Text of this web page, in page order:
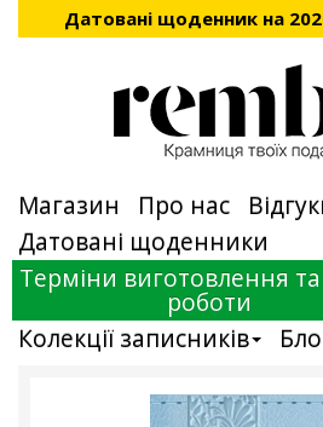
Датовані щоденник на
Магазин Про нас
Датовані щоденники
Терміни виготовлення та
роботи
Колекції записників